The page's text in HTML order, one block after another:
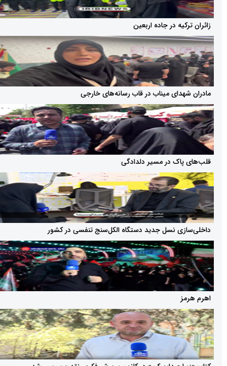
در جاده اربعین
میناب در قاب رسانه‌های خارجی
در مسیر دلدادگی
نسل جدید دستگاه الکل‌سنج تنفسی در کشور